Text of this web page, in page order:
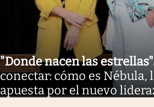
"Donde nacen las estrellas"
conectar: cómo es Nébula,
apuesta por el nuevo